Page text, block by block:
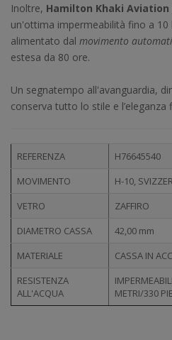
Inoltre, Hamilton Khaki
un'ottima impermeabilità fino a 10
alimentato dal movimento
estesa da 80 ore.
Un segnatempo all'avanguardia,
conserva tutto lo stile e l’eleganza
REFERENZA
H76645540
MOVIMENTO
H-10,
VETRO
ZAFFIRO
DIAMETRO CASSA
42,00 mm
MATERIALE
CASSA IN
RESISTENZA
ALL'ACQUA
METRI/330